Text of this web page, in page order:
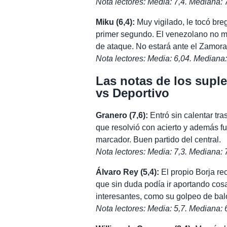
Miku (6,4): Muy vigilado, le tocó
primer segundo. El venezolano no
de ataque. No estará ante el
Nota lectores: Media: 6,04.
Las notas de los
vs Deportivo
Granero (7,6): Entró sin calentar
que resolvió con acierto y además
marcador. Buen partido del central.
Nota lectores: Media: 7,3. Mediana:
Álvaro Rey (5,4): El propio Borja
que sin duda podía ir aportando
interesantes, como su golpeo de
Nota lectores: Media: 5,7. Mediana: